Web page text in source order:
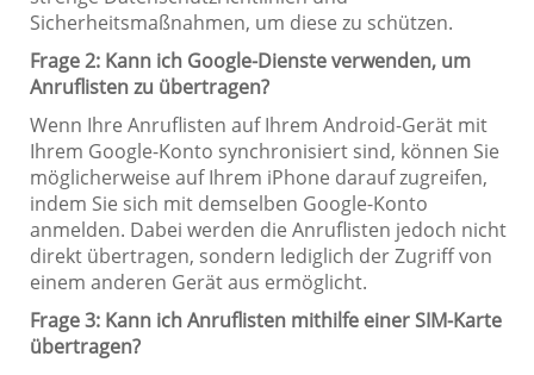
Sicherheitsmaßnahmen, um diese zu schützen.
Frage 2: Kann ich Google-Dienste verwenden, um
Anruflisten zu übertragen?
Wenn Ihre Anruflisten auf Ihrem Android-Gerät mit
Ihrem Google-Konto synchronisiert sind, können Sie
möglicherweise auf Ihrem iPhone darauf zugreifen,
indem Sie sich mit demselben Google-Konto
anmelden. Dabei werden die Anruflisten jedoch nicht
direkt übertragen, sondern lediglich der Zugriff von
einem anderen Gerät aus ermöglicht.
Frage 3: Kann ich Anruflisten mithilfe einer SIM-Karte
übertragen?